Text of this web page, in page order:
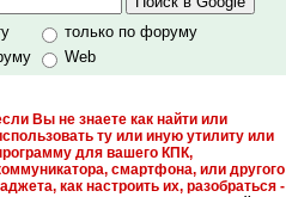
только по форуму
Web
Вы не знаете как найти или
ту или иную утилиту или
для вашего КПК,
смартфона, или другого
как настроить их, разобраться -